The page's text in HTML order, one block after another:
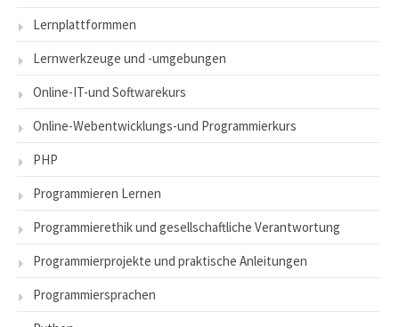
Lernplattformmen
Lernwerkzeuge und -umgebungen
Online-IT-und Softwarekurs
Online-Webentwicklungs-und Programmierkurs
PHP
Programmieren Lernen
Programmierethik und gesellschaftliche Verantwortung
Programmierprojekte und praktische Anleitungen
Programmiersprachen